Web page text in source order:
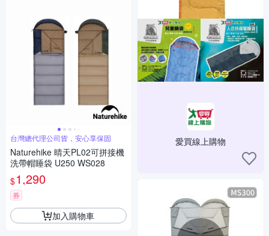
台灣總代理公司貨，安心享保固
Naturehike 晴天PL02可拼接機
洗帶帽睡袋 U250 WS028
$1,290
券
加入購物車
愛買線上購物